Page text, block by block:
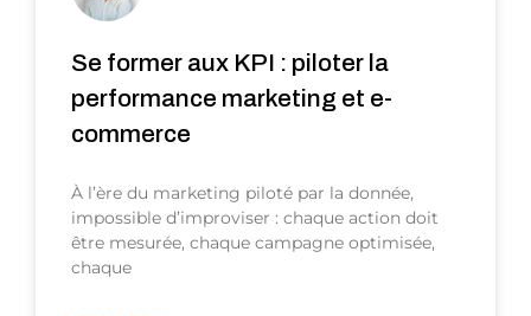
Se former aux KPI : piloter la
performance marketing et e-
commerce
À l’ère du marketing piloté par la donnée,
impossible d’improviser : chaque action doit
être mesurée, chaque campagne optimisée,
chaque